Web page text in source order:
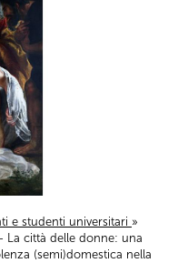
e studenti universitari »
La città delle donne: una
(semi)domestica nella